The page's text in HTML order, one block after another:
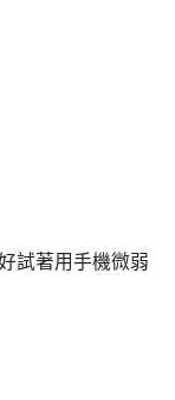
試著用手機微弱